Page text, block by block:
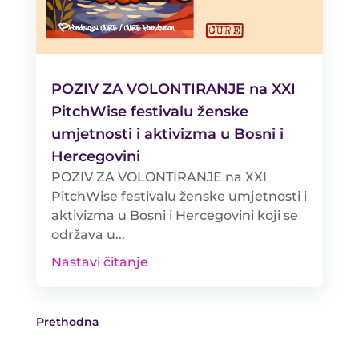
POZIV ZA VOLONTIRANJE na XXI
PitchWise festivalu ženske
umjetnosti i aktivizma u Bosni i
Hercegovini
POZIV ZA VOLONTIRANJE na XXI
PitchWise festivalu ženske umjetnosti i
aktivizma u Bosni i Hercegovini koji se
održava u...
Nastavi čitanje
Prethodna